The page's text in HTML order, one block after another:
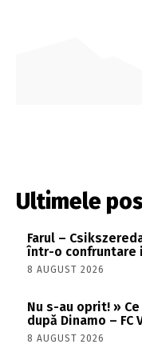
Ultimele
Farul –
într-o confruntare
8 AUGUST 2026
Nu s-au oprit! »
după Dinamo – FC
8 AUGUST 2026